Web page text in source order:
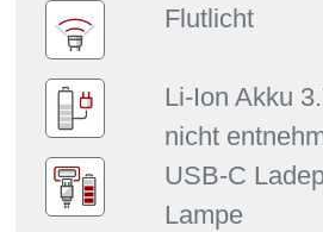
Flutlicht
Li-Ion Akku
nicht
USB-C
Lampe